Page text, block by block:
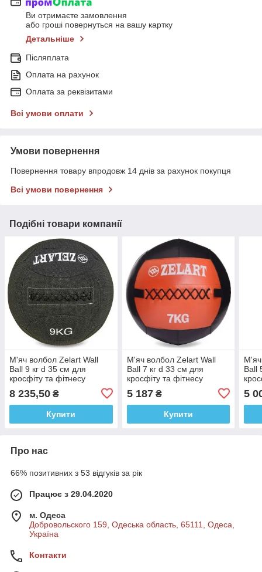
Ви отримаєте замовлення
або гроші повернуться на вашу картку
Детальніше
Післяплата
Оплата на рахунок
Оплата за реквізитами
Всі умови оплати
Умови повернення
Повернення товару впродовж 14 днів за рахунок покупця
Всі умови повернення
Подібні товари компанії
М'яч волбол Zelart Wall
Ball 9 кг d 35 см для
кросфіту та фітнесу
8 235,50 ₴
Купити
М'яч волбол Zelart Wall
Ball 7 кг d 33 см для
кросфіту та фітнесу
5 187₴
Купити
М'яч
Ball
5
Про нас
66% позитивних з 53 відгуків за рік
Працює з 29.04.2020
м. Одеса
Добровольского 159, Одеська область, 65111, Одеса,
Україна
Контакти